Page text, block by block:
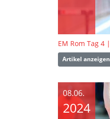
Artikel anzeigen
08.06.
2024